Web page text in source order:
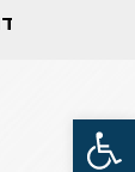
פתח סרגל נגישות